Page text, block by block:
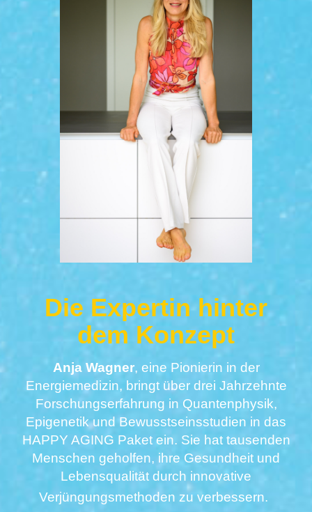
Die Expertin hinter
dem Konzept
Anja Wagner, eine Pionierin in der
Energiemedizin, bringt über drei Jahrzehnte
Forschungserfahrung in Quantenphysik,
Epigenetik und Bewusstseinsstudien in das
HAPPY AGING Paket ein. Sie hat tausenden
Menschen geholfen, ihre Gesundheit und
Lebensqualität durch innovative
Verjüngungsmethoden zu verbessern.